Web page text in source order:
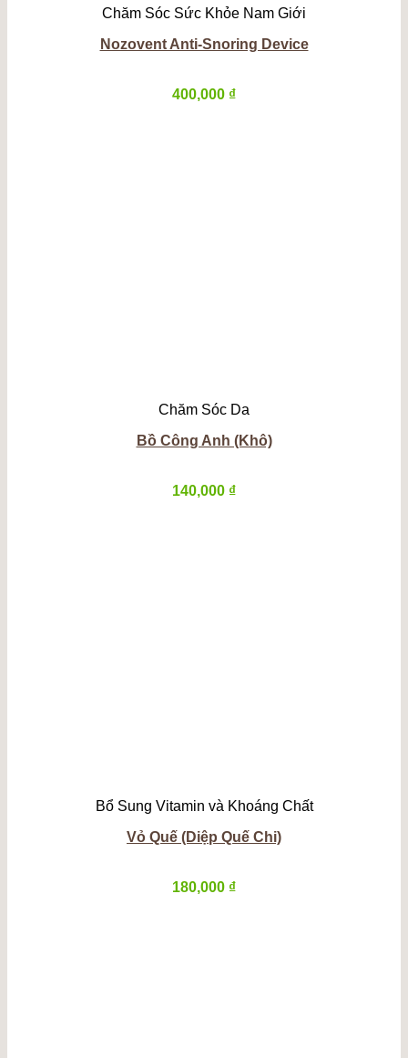
Chăm Sóc Sức Khỏe Nam Giới
Nozovent Anti-Snoring Device
400,000 ₫
Chăm Sóc Da
Bồ Công Anh (Khô)
140,000 ₫
Bổ Sung Vitamin và Khoáng Chất
Vỏ Quế (Diệp Quế Chi)
180,000 ₫